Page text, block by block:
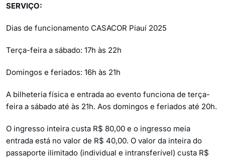
SERVIÇO:
Dias de funcionamento CASACOR Piauí 2025
Terça-feira a sábado: 17h às 22h
Domingos e feriados: 16h às 21h
A bilheteria física e entrada ao evento funciona de terça-
feira a sábado até às 21h. Aos domingos e feriados até 20h.
O ingresso inteira custa R$ 80,00 e o ingresso meia
entrada está no valor de R$ 40,00. O valor da inteira do
passaporte ilimitado (individual e intransferível) custa R$